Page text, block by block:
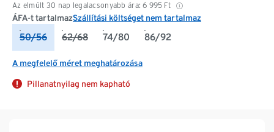
Az elmúlt 30 nap legalacsonyabb ára: 6 995 Ft
ÁFA-t tartalmazSzállítási költséget nem tartalmaz
50/56 62/68 74/80 86/92
A megfelelő méret meghatározása
Pillanatnyilag nem kapható